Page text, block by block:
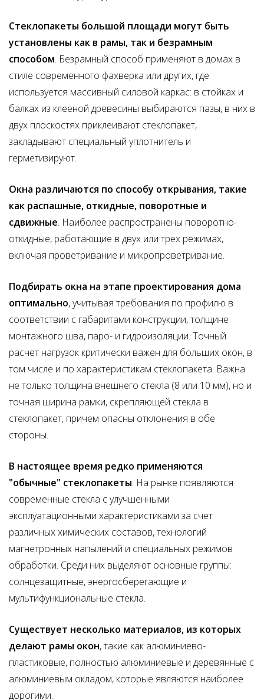
Стеклопакеты большой площади могут быть
установлены как в рамы, так и безрамным
способом. Безрамный способ применяют в домах в
стиле современного фахверка или других, где
используется массивный силовой каркас: в стойках и
балках из клееной древесины выбираются пазы, в них в
двух плоскостях приклеивают стеклопакет,
закладывают специальный уплотнитель и
герметизируют.
Окна различаются по способу открывания, такие
как распашные, откидные, поворотные и
сдвижные. Наиболее распространены поворотно-
откидные, работающие в двух или трех режимах,
включая проветривание и микропроветривание.
Подбирать окна на этапе проектирования дома
оптимально, учитывая требования по профилю в
соответствии с габаритами конструкции, толщине
монтажного шва, паро- и гидроизоляции. Точный
расчет нагрузок критически важен для больших окон, в
том числе и по характеристикам стеклопакета. Важна
не только толщина внешнего стекла (8 или 10 мм), но и
точная ширина рамки, скрепляющей стекла в
стеклопакет, причем опасны отклонения в обе
стороны.
В настоящее время редко применяются
"обычные" стеклопакеты. На рынке появляются
современные стекла с улучшенными
эксплуатационными характеристиками за счет
различных химических составов, технологий
магнетронных напылений и специальных режимов
обработки. Среди них выделяют основные группы:
солнцезащитные, энергосберегающие и
мультифункциональные стекла.
Существует несколько материалов, из которых
делают рамы окон, такие как алюминиево-
пластиковые, полностью алюминиевые и деревянные с
алюминиевым окладом, которые являются наиболее
дорогими.